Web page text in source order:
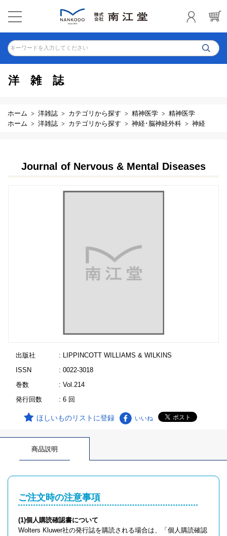
キーワードを入力してください
洋雑誌
ホーム 洋雑誌 カテゴリから探す 精神医学
精神医学
ホーム
洋雑誌 カテゴリから探す 神経･脳神経外科 神経
Journal of Nervous & Mental Diseases
出版社
: LIPPINCOTT WILLIAMS & WILKINS
ISSN
: 0022-3018
巻数
: Vol.214
発行回数
: 6 回
ほしいものリストに登録 いいね
商品説明
ご注文時の注意事項
(1)個人購読確認書について
Wolters Kluwer社の発行誌を購読される場合は、「個人購読確認